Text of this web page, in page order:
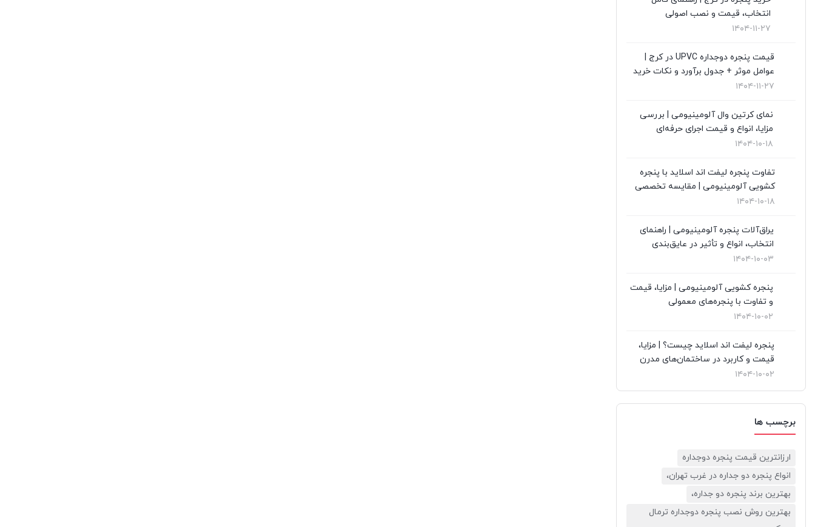
شیشه ضدگلوله(1)
قیمت پنجره دوجداره UPVC(10)
قیمت توری پلیسه
قیمت درب upvc(0)
نگهداری از پنجره های دوجداره
نمایندگی ویستابست(7)
انتخاب، قیمت و نصب اصولی
۱۴۰۴-۱۱-۲۷
قیمت پنجره دوجداره UPVC در کرج |
عوامل موثر + جدول برآورد و نکات خرید
۱۴۰۴-۱۱-۲۷
نمای کرتین وال آلومینیومی | بررسی
مزایا، انواع و قیمت اجرای حرفه‌ای
۱۴۰۴-۱۰-۱۸
تفاوت پنجره لیفت اند اسلاید با پنجره
کشویی آلومینیومی | مقایسه تخصصی
۱۴۰۴-۱۰-۱۸
یراق‌آلات پنجره آلومینیومی | راهنمای
انتخاب، انواع و تأثیر در عایق‌بندی
۱۴۰۴-۱۰-۰۳
پنجره کشویی آلومینیومی | مزایا، قیمت
و تفاوت با پنجره‌های معمولی
۱۴۰۴-۱۰-۰۲
پنجره لیفت اند اسلاید چیست؟ | مزایا،
قیمت و کاربرد در ساختمان‌های مدرن
۱۴۰۴-۱۰-۰۲
برچسب ها
ارزانترین قیمت پنجره دوجداره
انواع پنجره دو جداره در غرب تهران،
بهترین برند پنجره دو جداره،
بهترین روش نصب پنجره دوجداره ترمال